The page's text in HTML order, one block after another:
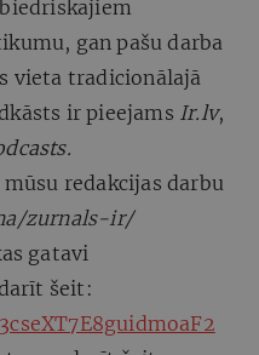
gan pašu darba
vieta tradicionālajā
ir pieejams Ir.lv,
redakcijas darbu
zurnals-ir/
gatavi
šeit: